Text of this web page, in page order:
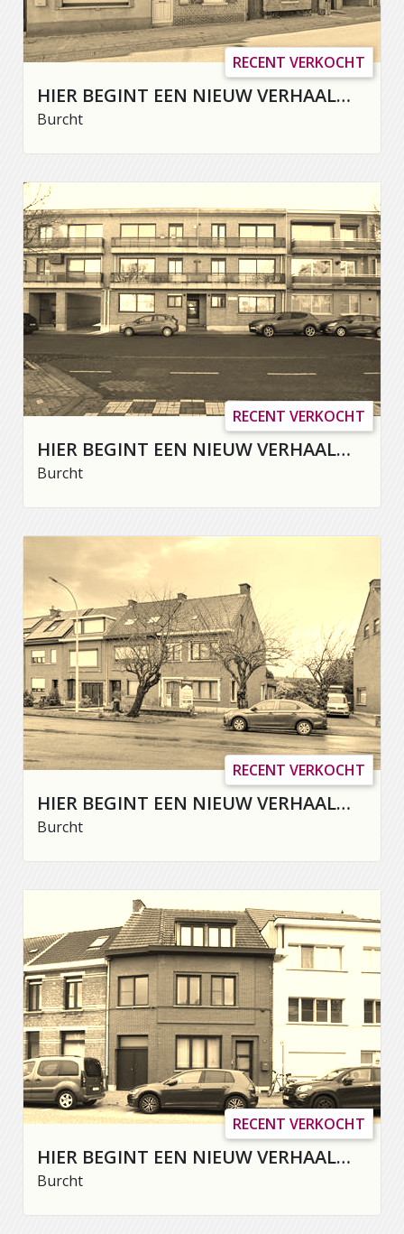
HIER BEGINT EEN NIEUW VERHAAL…
Burcht
RECENT VERKOCHT
HIER BEGINT EEN NIEUW VERHAAL…
Burcht
RECENT VERKOCHT
HIER BEGINT EEN NIEUW VERHAAL…
Burcht
RECENT VERKOCHT
HIER BEGINT EEN NIEUW VERHAAL…
Burcht
RECENT VERKOCHT